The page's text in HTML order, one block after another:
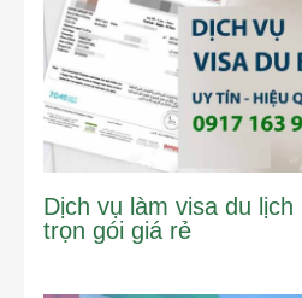
Dịch vụ làm visa du
trọn gói giá rẻ